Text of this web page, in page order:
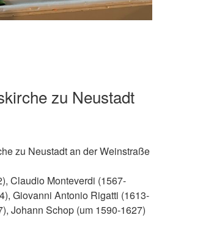
zu Neustadt
zu Neustadt an der Weinstraße
Claudio Monteverdi (1567-
Giovanni Antonio Rigatti (1613-
Johann Schop (um 1590-1627)